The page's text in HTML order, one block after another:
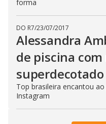
forma
DO R7/23/07/2017
Alessandra
de piscina
superdecotado
Top brasileira encantou
Instagram